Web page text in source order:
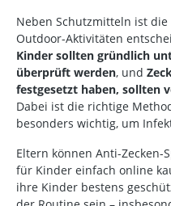
Neben Schutzmitteln ist
Outdoor-Aktivitäten
Kinder sollten gründlich
überprüft werden, und
festgesetzt haben, sollten
Dabei ist die richtige
besonders wichtig, um
Eltern können Anti-Zecken-
für Kinder einfach online
ihre Kinder bestens